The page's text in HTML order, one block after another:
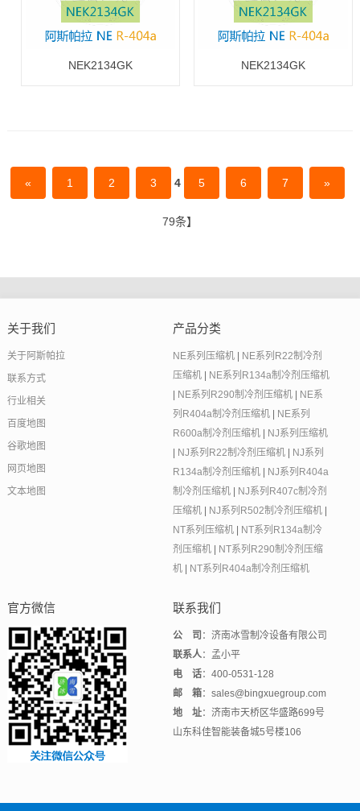
NEK2134GK NEK2134GK
« 1 2 3 4 5 6 7 »
79条】
关于我们
关于阿斯帕拉
联系方式
行业相关
百度地图
谷歌地图
网页地图
文本地图
产品分类
NE系列压缩机
NE系列R22制冷剂
压缩机
NE系列R134a制冷剂压缩机
NE系列R290制冷剂压缩机
NE系
列R404a制冷剂压缩机
NE系列
R600a制冷剂压缩机
NJ系列压缩机
NJ系列R22制冷剂压缩机
NJ系列
R134a制冷剂压缩机
NJ系列R404a
制冷剂压缩机
NJ系列R407c制冷剂
压缩机
NJ系列R502制冷剂压缩机
NT系列压缩机
NT系列R134a制冷
剂压缩机
NT系列R290制冷剂压缩
机
NT系列R404a制冷剂压缩机
官方微信 联系我们
公 司 ：济南冰雪制冷设备有限公司
联系人：孟小平
电 话：400-0531-128
邮 箱：sales@bingxuegroup.com
地 址：济南市天桥区华盛路699号
山东科佳智能装备城5号楼106